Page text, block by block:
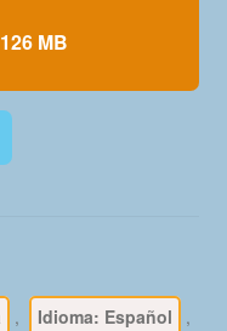
MB
, Idioma: Español ,